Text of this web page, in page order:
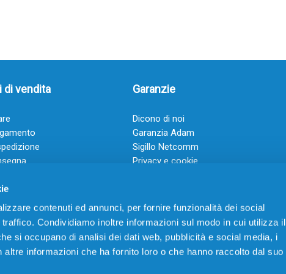
contenuti ed annunci, per fornire funzionalità dei social
Condividiamo inoltre informazioni sul modo in cui utilizza il
si occupano di analisi dei dati web, pubblicità e social media, i
altre informazioni che ha fornito loro o che hanno raccolto dal suo
di vendita Garanzie
Dicono di noi
Garanzia Adam
Sigillo Netcomm
Privacy e cookie